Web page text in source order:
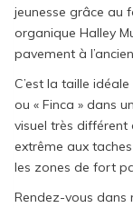
jeunesse grâce au
organique Halley
pavement à
C’est la taille
ou « Finca » dans
visuel très différent
extrême aux
les zones de fort
Rendez-vous dans